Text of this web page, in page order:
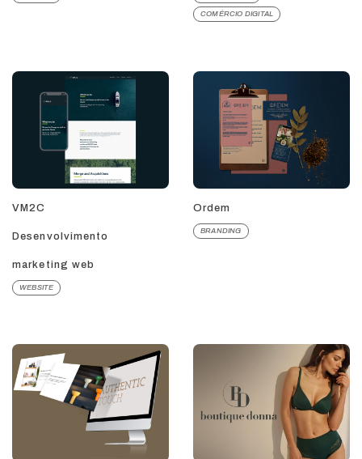
COMÉRCIO DIGITAL
VM2C
Desenvolvimento
marketing web
WEBSITE
Ordem
BRANDING